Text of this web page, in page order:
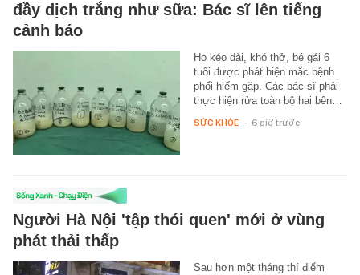
đầy dịch trắng như sữa: Bác sĩ lên tiếng
cảnh báo
Ho kéo dài, khó thở, bé gái 6
tuổi được phát hiện mắc bệnh
phổi hiếm gặp. Các bác sĩ phải
thực hiện rửa toàn bộ hai bên…
SỨC KHỎE - 6 giờ trước
Người Hà Nội 'tập thói quen' mới ở vùng
phát thải thấp
Sau hơn một tháng thí điểm